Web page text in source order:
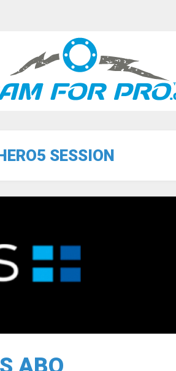
SESSION
ABO